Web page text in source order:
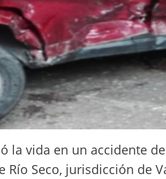
la vida en un accidente
Río Seco, jurisdicción de